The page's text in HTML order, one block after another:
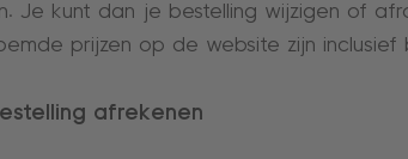
Je kunt dan je bestelling wijzigen of
prijzen op de website zijn inclusief
afrekenen